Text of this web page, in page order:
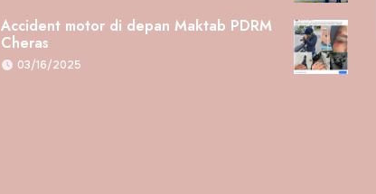
Accident motor di depan Maktab PDRM
Cheras
03/16/2025